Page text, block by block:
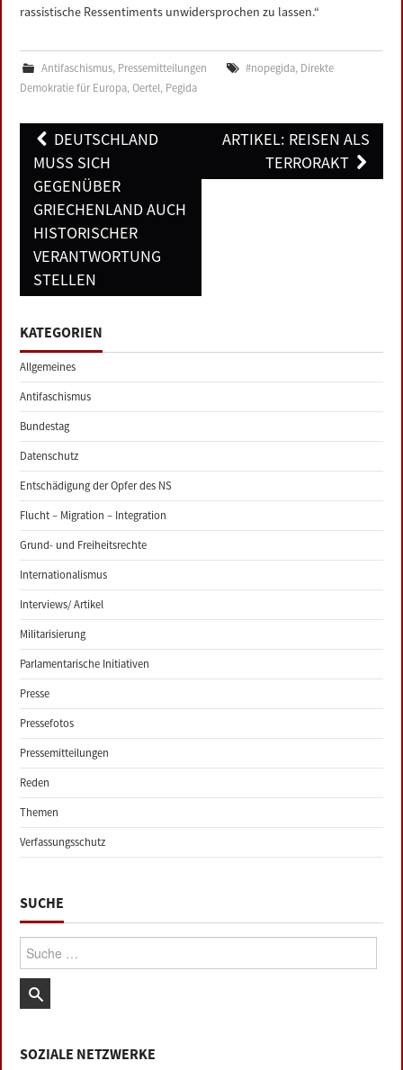
rassistische Ressentiments unwidersprochen zu lassen.“
Antifaschismus, Pressemitteilungen #nopegida, Direkte
Demokratie für Europa,Oertel, Pegida
Post
navigation
DEUTSCHLAND
MUSS SICH
GEGENÜBER
GRIECHENLAND AUCH
HISTORISCHER
VERANTWORTUNG
STELLEN
ARTIKEL: REISEN ALS
TERRORAKT
KATEGORIEN
Allgemeines
Antifaschismus
Bundestag
Datenschutz
Entschädigung der Opfer des NS
Flucht – Migration – Integration
Grund- und Freiheitsrechte
Internationalismus
Interviews/ Artikel
Militarisierung
Parlamentarische Initiativen
Presse
Pressefotos
Pressemitteilungen
Reden
Themen
Verfassungsschutz
SUCHE
Suche:
SOZIALE NETZWERKE